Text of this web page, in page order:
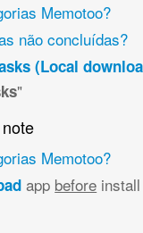
Memotoo?
não concluídas?
(Local
"
note
Memotoo?
app before